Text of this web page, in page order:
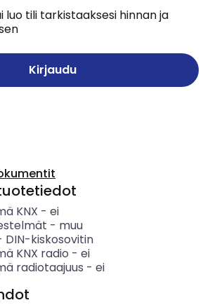
luo tili tarkistaaksesi hinnan ja
Kirjaudu
KNX - ei
- muu
DIN-kiskosovitin
KNX radio - ei
radiotaajuus - ei